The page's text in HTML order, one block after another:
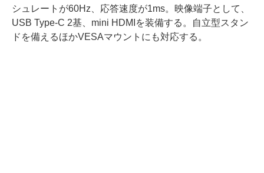
シュレートが60Hz、応答速度が1ms。映像端子として、
USB Type-C 2基、mini HDMIを装備する。自立型スタン
ドを備えるほかVESAマウントにも対応する。